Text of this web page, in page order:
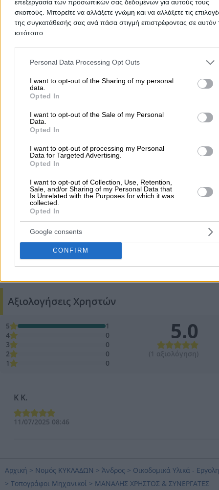
επεξεργασία των προσωπικών σας δεδομένων για αυτούς τους
σκοπούς. Μπορείτε να αλλάξετε γνώμη και να αλλάξετε τις
της συγκατάθεσής σας ανά πάσα στιγμή επιστρέφοντας σε αυτόν
ιστότοπο.
Please note that this website/app uses one or more Google
and may gather and store information including but not limited to
to Google and its third-party tags to use your data for below
purposes in below Google consent section.
Personal Data Processing Opt Outs
I want to opt-out of the Sharing of my personal
data.
Opted In
I want to opt-out of the Sale of my Personal
Data.
Opted In
I want to opt-out of processing my Personal
Data for Targeted Advertising.
Opted In
I want to opt-out of Collection, Use, Retention,
Sale, and/or Sharing of my Personal Data that
Is Unrelated with the Purposes for which it was
collected.
Opted In
Google consents
CONFIRM
Ιούλιος
Αύγουστος
Σεπτέμβριος
Οκτώβριος
Δεκέμβριος
Υπεύθυνος Επικοινωνίας:
2109843954, Κιν: 6944246821,
Προσθήκη Αξιολόγησης
Προσθήκη αξιολόγησης
Αξιολογήσεις Χρηστών
5
1
4
0
3
0
2
0
1
0
5.0
(1 αξιολόγηση)
Κ Κ.
11/07/2025 08:46
Αρχική > Νομός ΚΥΚΛΑΔΩΝ > Άνδρος > Οικοδομικά Υλικά -
> Τοπογράφοι Μηχανικοί > ΜΑΝΑΛΗΣ ΧΡΗΣΤΟΣ & ΣΥΝΕΡΓΑΤΕΣ